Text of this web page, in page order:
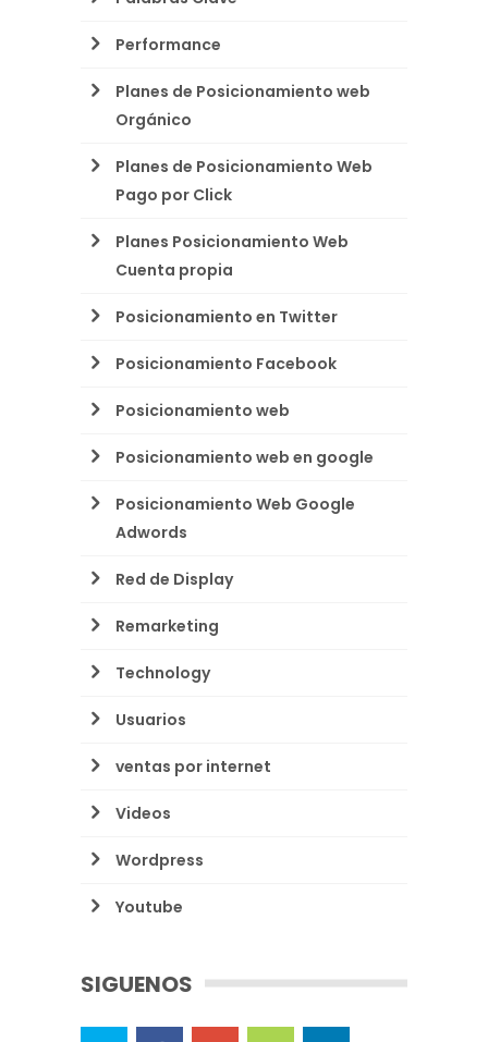
Performance
Planes de Posicionamiento web
Orgánico
Planes de Posicionamiento Web
Pago por Click
Planes Posicionamiento Web
Cuenta propia
Posicionamiento en Twitter
Posicionamiento Facebook
Posicionamiento web
Posicionamiento web en google
Posicionamiento Web Google
Adwords
Red de Display
Remarketing
Technology
Usuarios
ventas por internet
Videos
Wordpress
Youtube
SIGUENOS